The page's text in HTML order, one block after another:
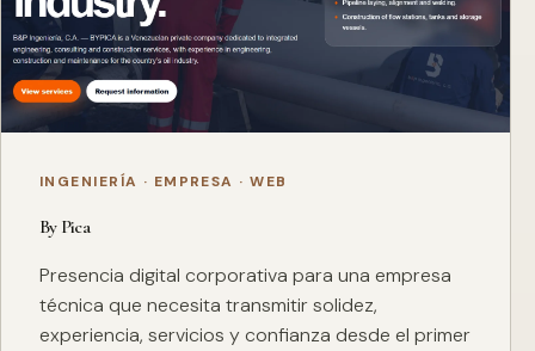
INGENIERÍA · EMPRESA · WEB
By Pica
Presencia digital corporativa para una empresa
técnica que necesita transmitir solidez,
experiencia, servicios y confianza desde el primer